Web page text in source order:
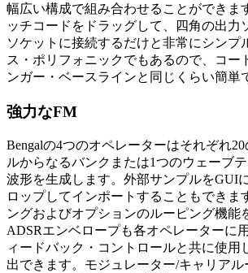
幅広い構成で組み合わせることができま
ッチコードをドラッグして、四角の出力
ソケットに接続するだけと非常にシンプ
ス・ポリフォニックでもあるので、コー
ンガー・ベースラインと同じくらい簡単
強力なFM
Bengalの4つのオペレーターはそれぞれ
ルからなるバンクまたは1つのウェーブ
波形を生成します。外部サンプルをGUI
ロップしてインポートすることもできま
ングおよびオプションのルーピング機能
ADSRエンベロープも各オペレーターに
ィードバック・コントロールと共に使用
出できます。モジュレーター/キャリア